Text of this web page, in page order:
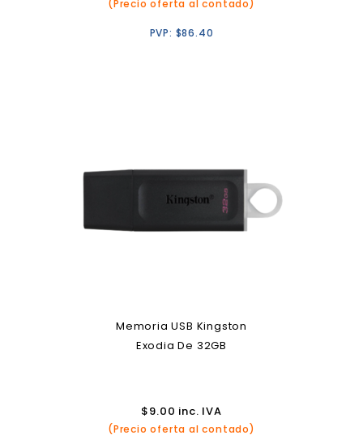
(Precio oferta al contado)
PVP: $86.40
Memoria USB Kingston
Exodia De 32GB
$9.00 inc. IVA
(Precio oferta al contado)